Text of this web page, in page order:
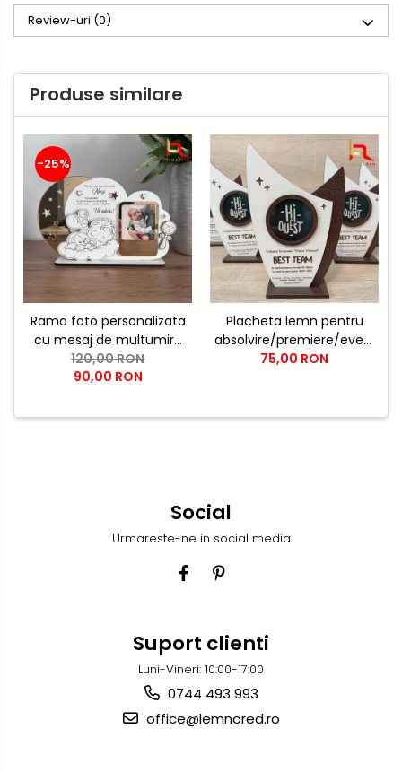
Review-uri (0)
Produse similare
-25%
Rama foto personalizata
cu mesaj de multumire
pentru nasii de botez |
Cadou emotional pentru
120,00 RON
90,00 RON
Placheta lemn pentru
absolvire/premiere/
- optiuni de
75,00 RON
Social
Urmareste-ne in social media
Suport clienti
Luni-Vineri: 10:00-17:00
0744 493 993
office@lemnored.ro